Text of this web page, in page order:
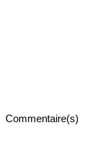
Commentaire(s)